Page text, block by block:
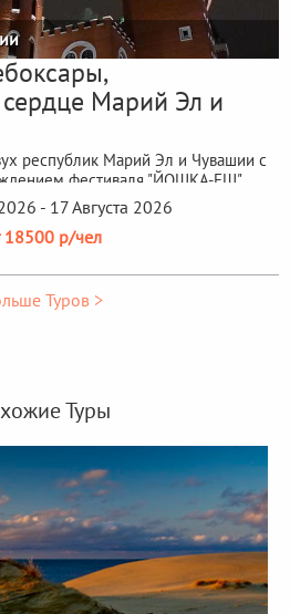
Марий Эл и
республик Марий Эл и Чувашии с
фестиваля "ЙОШКА-ЕШ"
- 17 Августа 2026
18500 р/чел
Туров >
Туры